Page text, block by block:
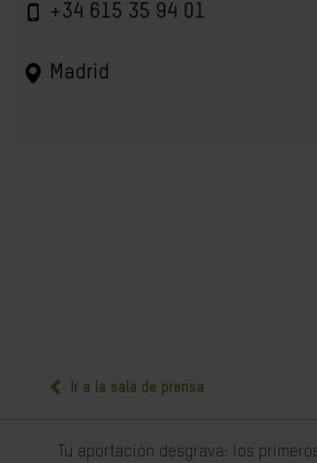
+34 615 35 94 01
Madrid
Ir a la sala de prensa
Tu aportación desgrava: los